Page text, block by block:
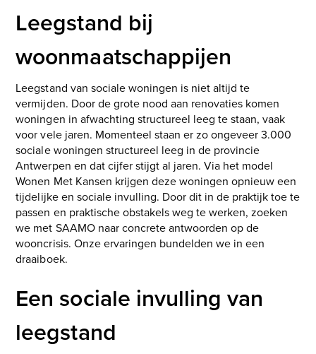
Leegstand bij
woonmaatschappijen
Leegstand van sociale woningen is niet altijd te
vermijden. Door de grote nood aan renovaties komen
woningen in afwachting structureel leeg te staan, vaak
voor vele jaren. Momenteel staan er zo ongeveer 3.000
sociale woningen structureel leeg in de provincie
Antwerpen en dat cijfer stijgt al jaren. Via het model
Wonen Met Kansen krijgen deze woningen opnieuw een
tijdelijke en sociale invulling. Door dit in de praktijk toe te
passen en praktische obstakels weg te werken, zoeken
we met SAAMO naar concrete antwoorden op de
wooncrisis. Onze ervaringen bundelden we in een
draaiboek.
Een sociale invulling van
leegstand